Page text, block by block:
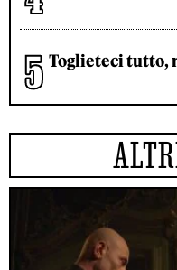
Toglieteci tutto,